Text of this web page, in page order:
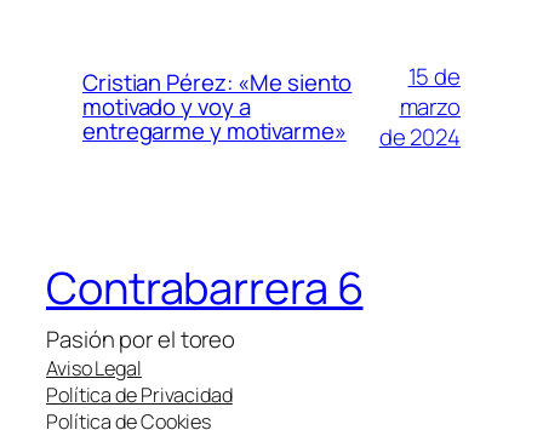
Cristian Pérez: «Me siento
motivado y voy a
entregarme y motivarme»
15 de
marzo
de 2024
Contrabarrera 6
Pasión por el toreo
Aviso Legal
Política de Privacidad
Política de Cookies